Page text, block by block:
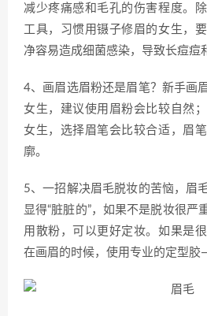
减少疼痛感和毛孔的伤害程度。
工具，习惯用镊子修眉的女生，
净容易造成细菌感染，导致长痘痘
4、画眉选眉粉还是眉笔？新手画
女生，建议使用眉粉会比较自然
女生，选择眉笔会比较合适，眉
廓。
5、一招解决眉毛脱妆的苦恼，眉
显得“脏脏的”，如果不是脱妆很严
用散粉，可以更好定妆。如果是
在画眉的时候，使用专业的定型胶